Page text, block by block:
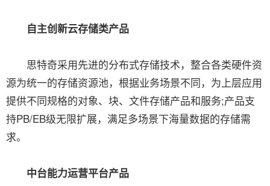
自主创新云存储类产品
思特奇采用先进的分布式存储技术，整合各类硬件资
源为统一的存储资源池，根据业务场景不同，为上层应用
提供不同规格的对象、块、文件存储产品和服务;产品支
持PB/EB级无限扩展，满足多场景下海量数据的存储需
求。
中台能力运营平台产品